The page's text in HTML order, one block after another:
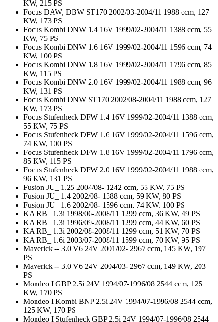
KW, 215 PS
Focus DAW, DBW ST170 2002/03-2004/11 1988 ccm, 127
KW, 173 PS
Focus Kombi DNW 1.4 16V 1999/02-2004/11 1388 ccm, 55
KW, 75 PS
Focus Kombi DNW 1.6 16V 1999/02-2004/11 1596 ccm, 74
KW, 100 PS
Focus Kombi DNW 1.8 16V 1999/02-2004/11 1796 ccm, 85
KW, 115 PS
Focus Kombi DNW 2.0 16V 1999/02-2004/11 1988 ccm, 96
KW, 131 PS
Focus Kombi DNW ST170 2002/08-2004/11 1988 ccm, 127
KW, 173 PS
Focus Stufenheck DFW 1.4 16V 1999/02-2004/11 1388 ccm,
55 KW, 75 PS
Focus Stufenheck DFW 1.6 16V 1999/02-2004/11 1596 ccm,
74 KW, 100 PS
Focus Stufenheck DFW 1.8 16V 1999/02-2004/11 1796 ccm,
85 KW, 115 PS
Focus Stufenheck DFW 2.0 16V 1999/02-2004/11 1988 ccm,
96 KW, 131 PS
Fusion JU_ 1.25 2004/08- 1242 ccm, 55 KW, 75 PS
Fusion JU_ 1.4 2002/08- 1388 ccm, 59 KW, 80 PS
Fusion JU_ 1.6 2002/08- 1596 ccm, 74 KW, 100 PS
KA RB_ 1.3i 1998/06-2008/11 1299 ccm, 36 KW, 49 PS
KA RB_ 1.3i 1996/09-2008/11 1299 ccm, 44 KW, 60 PS
KA RB_ 1.3i 2002/08-2008/11 1299 ccm, 51 KW, 70 PS
KA RB_ 1.6i 2003/07-2008/11 1599 ccm, 70 KW, 95 PS
Maverick -- 3.0 V6 24V 2001/02- 2967 ccm, 145 KW, 197
PS
Maverick -- 3.0 V6 24V 2004/03- 2967 ccm, 149 KW, 203
PS
Mondeo I GBP 2.5i 24V 1994/07-1996/08 2544 ccm, 125
KW, 170 PS
Mondeo I Kombi BNP 2.5i 24V 1994/07-1996/08 2544 ccm,
125 KW, 170 PS
Mondeo I Stufenheck GBP 2.5i 24V 1994/07-1996/08 2544